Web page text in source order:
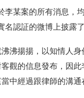
某案的所有消息，
認証的微博上披露
揚揚，以知情人身
觀的信息發布，因
中經過跟律師的溝通